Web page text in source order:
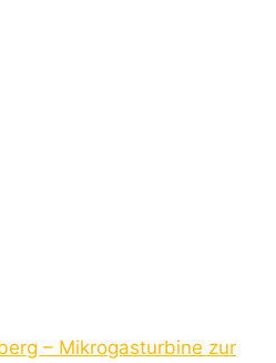
– Mikrogasturbine zur